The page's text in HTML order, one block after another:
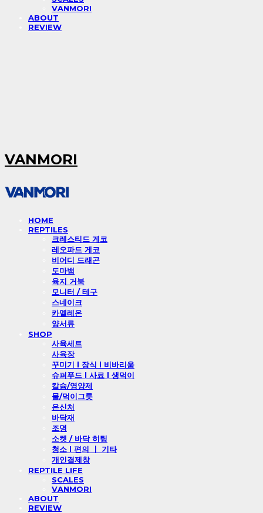
VANMORI
ABOUT
REVIEW
VANMORI
HOME
REPTILES
크레스티드 게코
레오파드 게코
비어디 드래곤
도마뱀
육지 거북
모니터 / 테구
스네이크
카멜레온
양서류
SHOP
사육세트
사육장
꾸미기 l 장식 l 비바리움
슈퍼푸드 l 사료 l 생먹이
칼슘/영양제
물/먹이그릇
은신처
바닥재
조명
소켓 / 바닥 히팅
청소 l 편의 ㅣ 기타
개인결제창
REPTILE LIFE
SCALES
VANMORI
ABOUT
REVIEW